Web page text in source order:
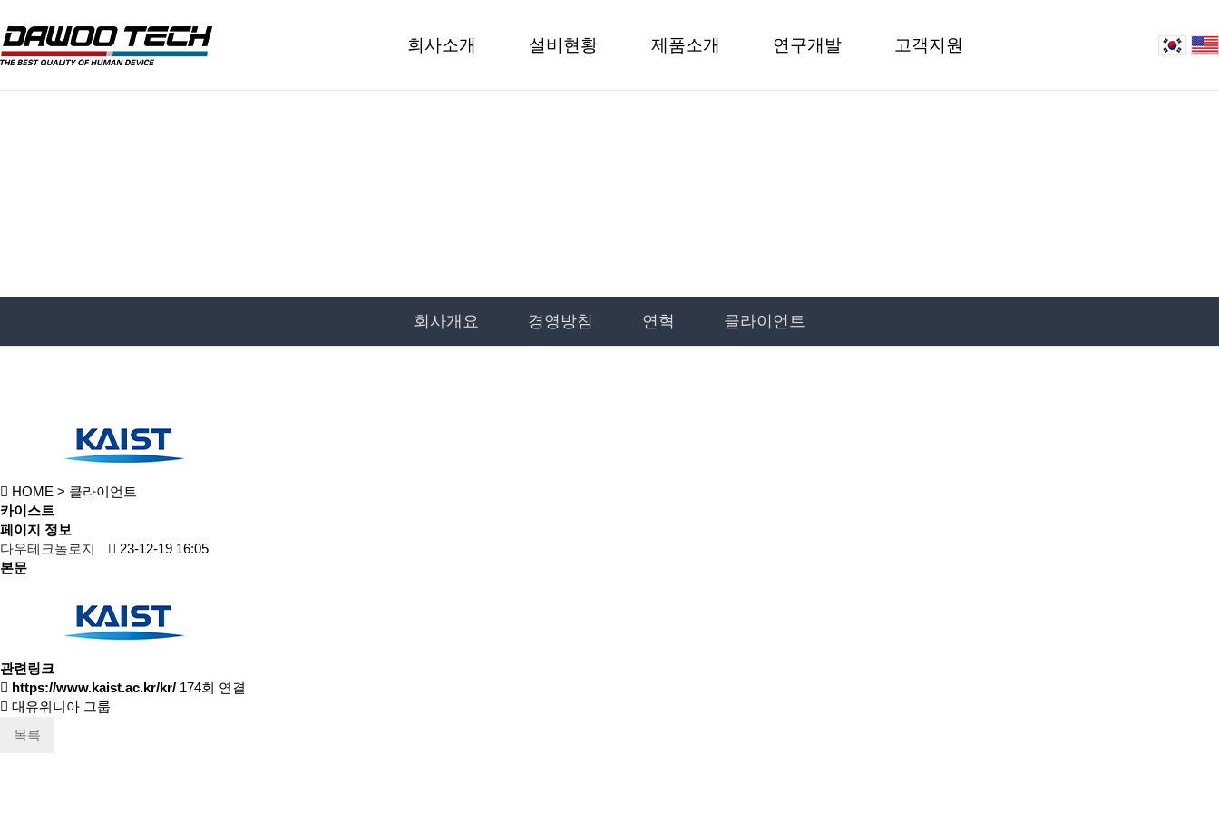
회사소개 설비현황 제품소개 연구개발 고객지원
회사개요 경영방침 연혁 클라이언트
HOME > 클라이언트
카이스트
페이지 정보
다우테크놀로지
23-12-19 16:05
본문
관련링크
https://www.kaist.ac.kr/kr/ 174회 연결
대유위니아 그룹
목록